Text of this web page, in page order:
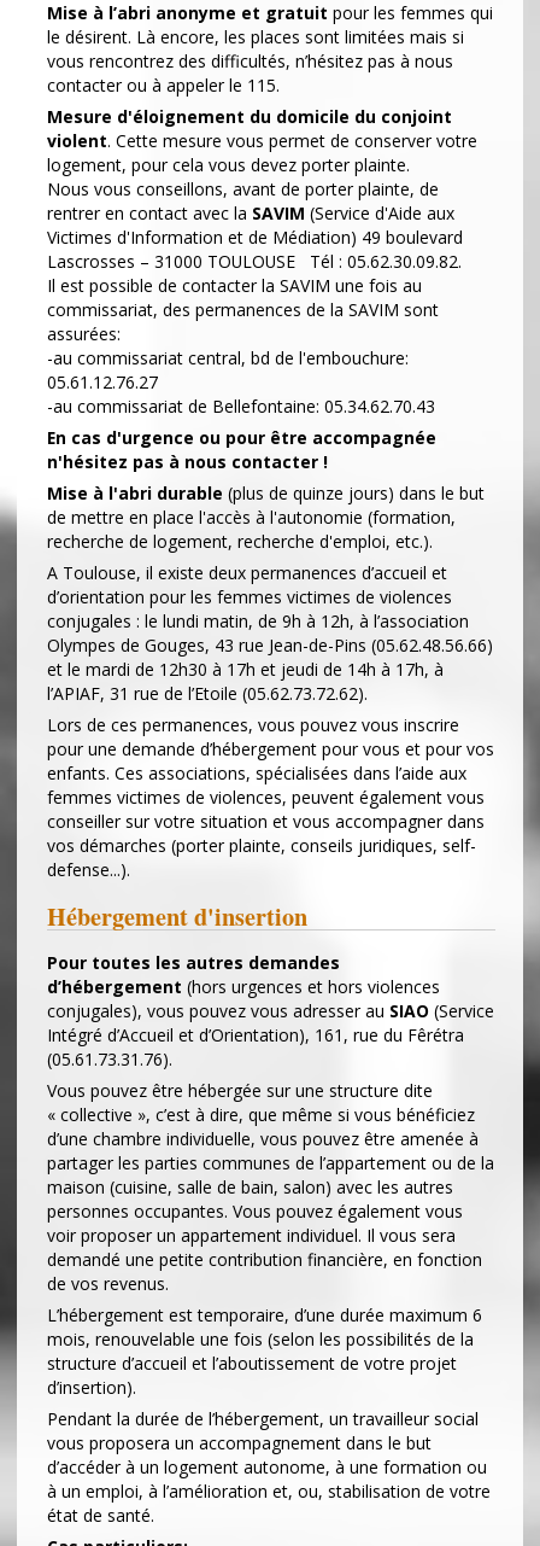
Mise à l’abri anonyme et gratuit pour les femmes qui
le désirent. Là encore, les places sont limitées mais si
vous rencontrez des difficultés, n’hésitez pas à nous
contacter ou à appeler le 115.
Mesure d'éloignement du domicile du conjoint
violent. Cette mesure vous permet de conserver votre
logement, pour cela vous devez porter plainte.
Nous vous conseillons, avant de porter plainte, de
rentrer en contact avec la SAVIM (Service d'Aide aux
Victimes d'Information et de Médiation) 49 boulevard
Lascrosses – 31000 TOULOUSE Tél : 05.62.30.09.82.
Il est possible de contacter la SAVIM une fois au
commissariat, des permanences de la SAVIM sont
assurées:
-au commissariat central, bd de l'embouchure:
05.61.12.76.27
-au commissariat de Bellefontaine: 05.34.62.70.43
En cas d'urgence ou pour être accompagnée
n'hésitez pas à nous contacter !
Mise à l'abri durable (plus de quinze jours) dans le but
de mettre en place l'accès à l'autonomie (formation,
recherche de logement, recherche d'emploi, etc.).
A Toulouse, il existe deux permanences d’accueil et
d’orientation pour les femmes victimes de violences
conjugales : le lundi matin, de 9h à 12h, à l’association
Olympes de Gouges, 43 rue Jean-de-Pins (05.62.48.56.66)
et le mardi de 12h30 à 17h et jeudi de 14h à 17h, à
l’APIAF, 31 rue de l’Etoile (05.62.73.72.62).
Lors de ces permanences, vous pouvez vous inscrire
pour une demande d’hébergement pour vous et pour vos
enfants. Ces associations, spécialisées dans l’aide aux
femmes victimes de violences, peuvent également vous
conseiller sur votre situation et vous accompagner dans
vos démarches (porter plainte, conseils juridiques, self-
defense...).
Hébergement d'insertion
Pour toutes les autres demandes
d’hébergement (hors urgences et hors violences
conjugales), vous pouvez vous adresser au SIAO (Service
Intégré d’Accueil et d’Orientation), 161, rue du Fêrétra
(05.61.73.31.76).
Vous pouvez être hébergée sur une structure dite
« collective », c’est à dire, que même si vous bénéficiez
d’une chambre individuelle, vous pouvez être amenée à
partager les parties communes de l’appartement ou de la
maison (cuisine, salle de bain, salon) avec les autres
personnes occupantes. Vous pouvez également vous
voir proposer un appartement individuel. Il vous sera
demandé une petite contribution financière, en fonction
de vos revenus.
L’hébergement est temporaire, d’une durée maximum 6
mois, renouvelable une fois (selon les possibilités de la
structure d’accueil et l’aboutissement de votre projet
d’insertion).
Pendant la durée de l’hébergement, un travailleur social
vous proposera un accompagnement dans le but
d’accéder à un logement autonome, à une formation ou
à un emploi, à l’amélioration et, ou, stabilisation de votre
état de santé.